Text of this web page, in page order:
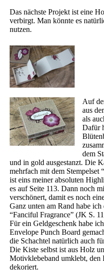
Das nächste Projekt ist eine
verbirgt. Man könnte es
nutzen.
Auf
aus
als
Dafür
dem
und in gold ausgestanzt. Die
mehrfach mit dem Stempelset
ist eins meiner absoluten
es auf Seite 113. Dann noch
verschönert, damit es noch
Ganz unten am Rand habe
“Fanciful Fragrance” (JK S.
Für ein Geldgeschenk habe
Envelope Punch Board
die Schachtel natürlich auch
Die Kiste selbst ist aus Holz
Motivklebeband umklebt, den
dekoriert.